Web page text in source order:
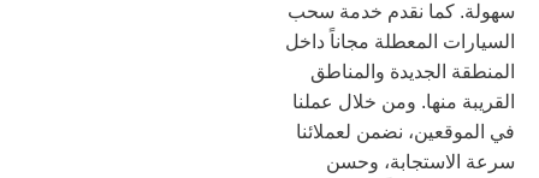
سهولة. كما نقدم خدمة سحب
السيارات المعطلة مجاناً داخل
المنطقة الجديدة والمناطق
القريبة منها. ومن خلال عملنا
في الموقعين، نضمن لعملائنا
سرعة الاستجابة، وحسن